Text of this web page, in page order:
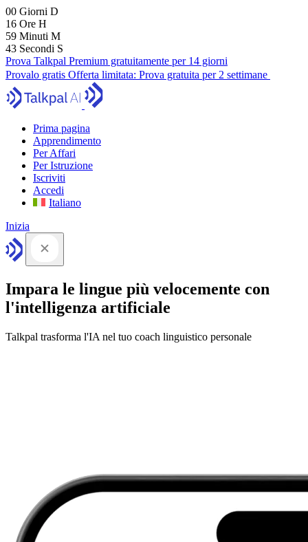
00 Giorni D
16 Ore H
59 Minuti M
42 Secondi S
Prova Talkpal Premium gratuitamente per 14 giorni
Provalo gratis Offerta limitata: Prova gratuita per 2 settimane
Prima pagina
Apprendimento
Per Affari
Per Istruzione
Iscriviti
Accedi
Italiano
Inizia
Impara le lingue più velocemente con
l'intelligenza artificiale
Talkpal trasforma l'IA nel tuo coach linguistico personale